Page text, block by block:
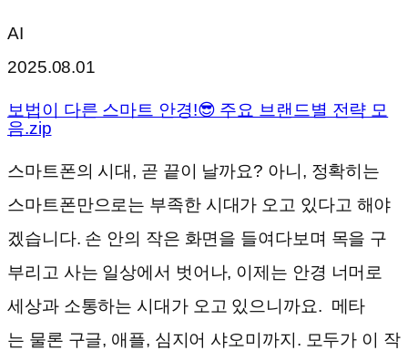
AI
2025.08.01
보법이 다른 스마트 안경!😎 주요 브랜드별 전략 모
음.zip
스마트폰의 시대, 곧 끝이 날까요? 아니, 정확히는
스마트폰만으로는 부족한 시대가 오고 있다고 해야
겠습니다. 손 안의 작은 화면을 들여다보며 목을 구
부리고 사는 일상에서 벗어나, 이제는 안경 너머로
세상과 소통하는 시대가 오고 있으니까요. 메타
는 물론 구글, 애플, 심지어 샤오미까지. 모두가 이 작